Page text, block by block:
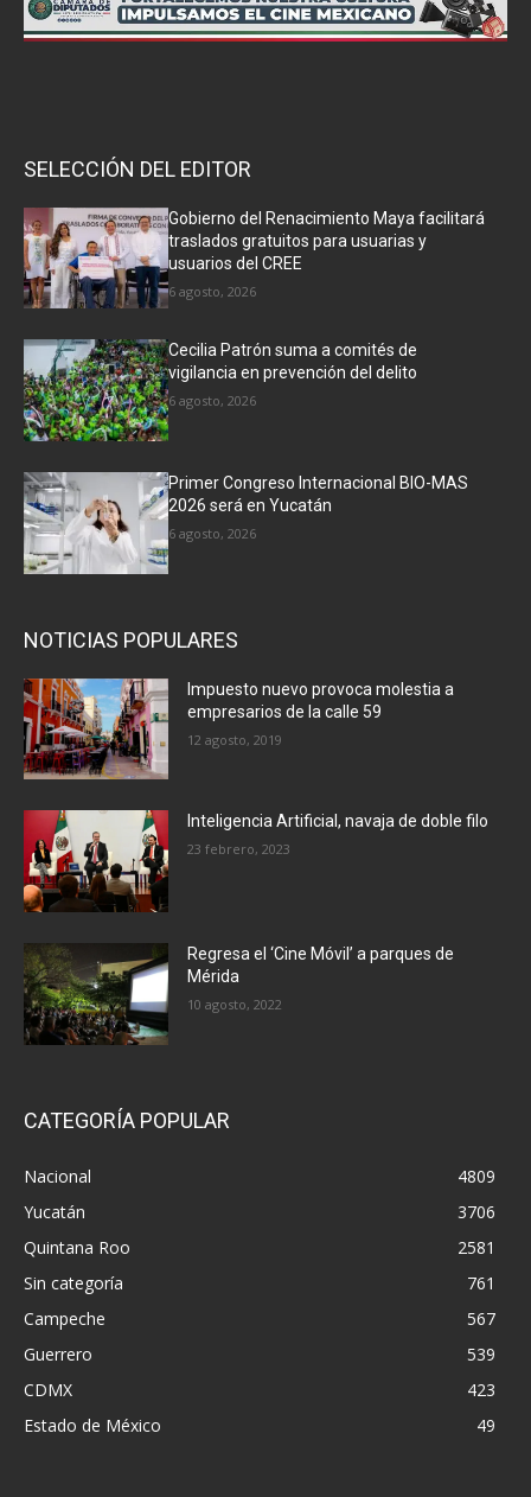
SELECCIÓN DEL EDITOR
Gobierno del Renacimiento Maya facilitará
traslados gratuitos para usuarias y
usuarios del CREE
6 agosto, 2026
Cecilia Patrón suma a comités de
vigilancia en prevención del delito
6 agosto, 2026
Primer Congreso Internacional BIO-MAS
2026 será en Yucatán
6 agosto, 2026
NOTICIAS POPULARES
Impuesto nuevo provoca molestia a
empresarios de la calle 59
12 agosto, 2019
Inteligencia Artificial, navaja de doble filo
23 febrero, 2023
Regresa el ‘Cine Móvil’ a parques de
Mérida
10 agosto, 2022
CATEGORÍA POPULAR
Nacional
4809
Yucatán
3706
Quintana Roo
2581
Sin categoría
761
Campeche
567
Guerrero
539
CDMX
423
Estado de México
49